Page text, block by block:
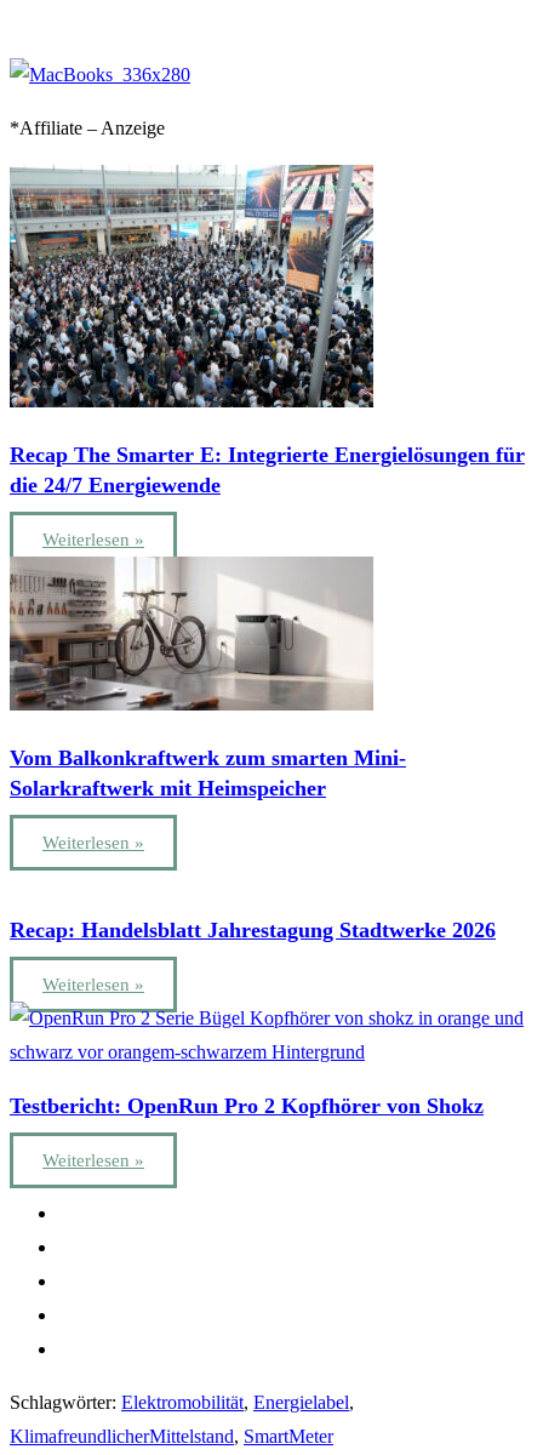
*Affiliate – Anzeige
Recap The Smarter E: Integrierte Energielösungen für
die 24/7 Energiewende
Weiterlesen »
Vom Balkonkraftwerk zum smarten Mini-
Solarkraftwerk mit Heimspeicher
Weiterlesen »
Recap: Handelsblatt Jahrestagung Stadtwerke 2026
Weiterlesen »
Testbericht: OpenRun Pro 2 Kopfhörer von Shokz
Weiterlesen »
Schlagwörter: Elektromobilität, Energielabel,
KlimafreundlicherMittelstand, SmartMeter